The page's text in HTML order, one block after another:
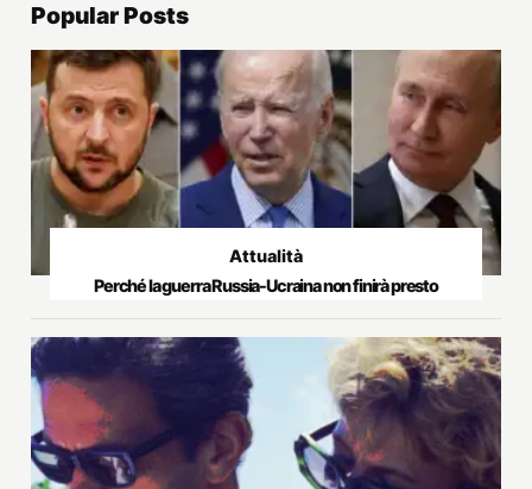
Popular Posts
Attualità
Perché la guerra Russia-Ucraina non finirà presto